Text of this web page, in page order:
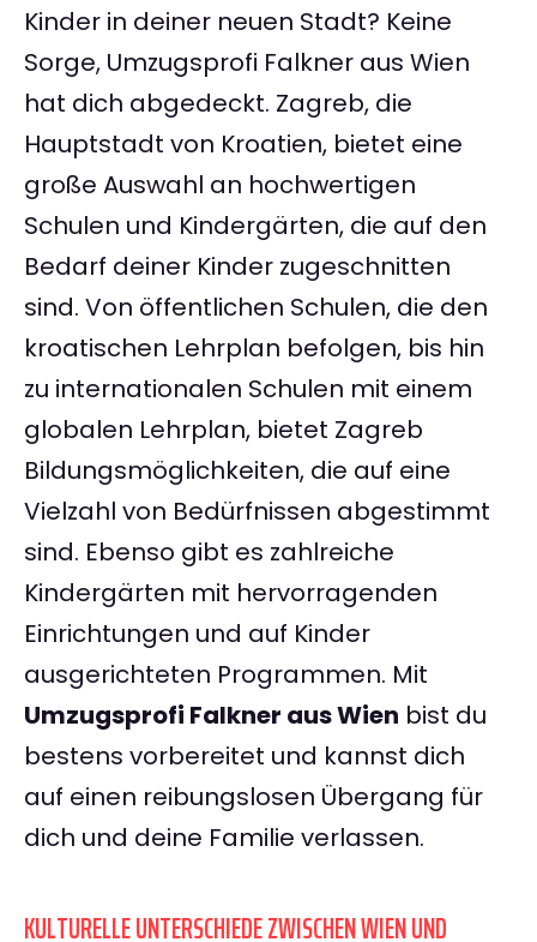
Kinder in deiner neuen Stadt? Keine
Sorge, Umzugsprofi Falkner aus Wien
hat dich abgedeckt. Zagreb, die
Hauptstadt von Kroatien, bietet eine
große Auswahl an hochwertigen
Schulen und Kindergärten, die auf den
Bedarf deiner Kinder zugeschnitten
sind. Von öffentlichen Schulen, die den
kroatischen Lehrplan befolgen, bis hin
zu internationalen Schulen mit einem
globalen Lehrplan, bietet Zagreb
Bildungsmöglichkeiten, die auf eine
Vielzahl von Bedürfnissen abgestimmt
sind. Ebenso gibt es zahlreiche
Kindergärten mit hervorragenden
Einrichtungen und auf Kinder
ausgerichteten Programmen. Mit
Umzugsprofi Falkner aus Wien bist du
bestens vorbereitet und kannst dich
auf einen reibungslosen Übergang für
dich und deine Familie verlassen.
KULTURELLE UNTERSCHIEDE ZWISCHEN WIEN UND